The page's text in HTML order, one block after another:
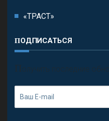
«ТРАСТ»
ПОДПИСАТЬСЯ
П олучить последние